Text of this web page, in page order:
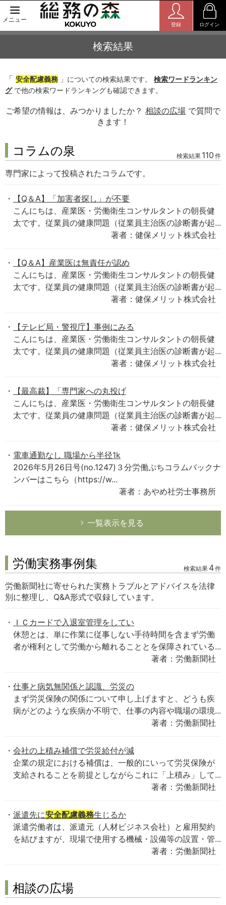
メニュー
登録 ログイン
検索結果
「 安全配慮義務 」についての検索結果です。 検索ワードランキン
グで他の検索ワードランキングも確認できます。
ご希望の情報は、みつかりましたか？ 相談の広場 で質問で
きます！
コラムの泉 検索結果 110 件
専門家によって投稿されたコラムです。
【Q＆A】「加害者探し」が不要
こんにちは、産業医・労働衛生コンサルタントの朝長健
太です。従業員の健康問題（従業員主治医の診断書が起...
著者：健保メリット株式会社
【Q＆A】産業医は無責任が認め
こんにちは、産業医・労働衛生コンサルタントの朝長健
太です。従業員の健康問題（従業員主治医の診断書が起...
著者：健保メリット株式会社
【テレビ局・警視庁】事例にみる
こんにちは、産業医・労働衛生コンサルタントの朝長健
太です。従業員の健康問題（従業員主治医の診断書が起...
著者：健保メリット株式会社
【最高裁】「専門家への丸投げ
こんにちは、産業医・労働衛生コンサルタントの朝長健
太です。従業員の健康問題（従業員主治医の診断書が起...
著者：健保メリット株式会社
電車通勤なし 職場から半径1k
2026年5月26日号(no.1247)３分労働ぷちコラムバックナ
ンバーはこちら（https://w...
著者：あやめ社労士事務所
一覧表示を見る
労働実務事例集 検索結果 4件
労働新聞社に寄せられた実務トラブルとアドバイスを法律
別に整理し、Q&A形式で収録しています。
ＩＣカードで入退室管理をしてい
休憩とは、単に作業に従事しない手待時間を含まず労働
者が権利として労働から離れることとを保障されている...
著者：労働新聞社
仕事と病気無関係と認識、労災の
まず労災保険の関係について申し上げますと、どうも疾
病がどのような疾病か不明で、仕事の内容や職場の環境...
著者：労働新聞社
会社の上積み補償で労災給付が減
企業の規定における補償は、一般的にいって労災保険が
支給されることを前提としながらこれに「上積み」して...
著者：労働新聞社
派遣先に安全配慮義務生じるか
派遣労働者は、派遣元（人材ビジネス会社）と雇用契約
を結びますが、現場で使用する機械・設備等の設置・管...
著者：労働新聞社
相談の広場